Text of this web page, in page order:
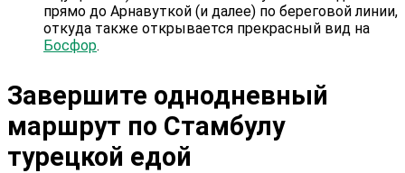
прямо до Арнавуткой (и далее) по береговой линии,
откуда также открывается прекрасный вид на
Босфор.
Завершите однодневный
маршрут по Стамбулу
турецкой едой